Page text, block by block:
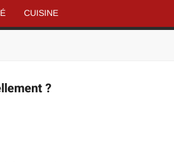
CUISINE
?